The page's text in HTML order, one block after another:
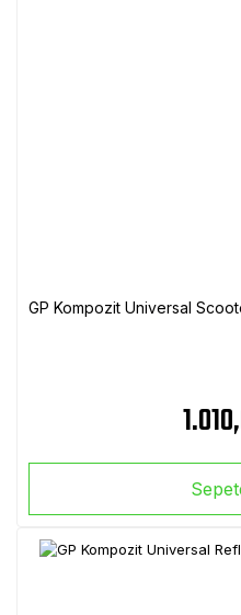
GP Kompozit Universal